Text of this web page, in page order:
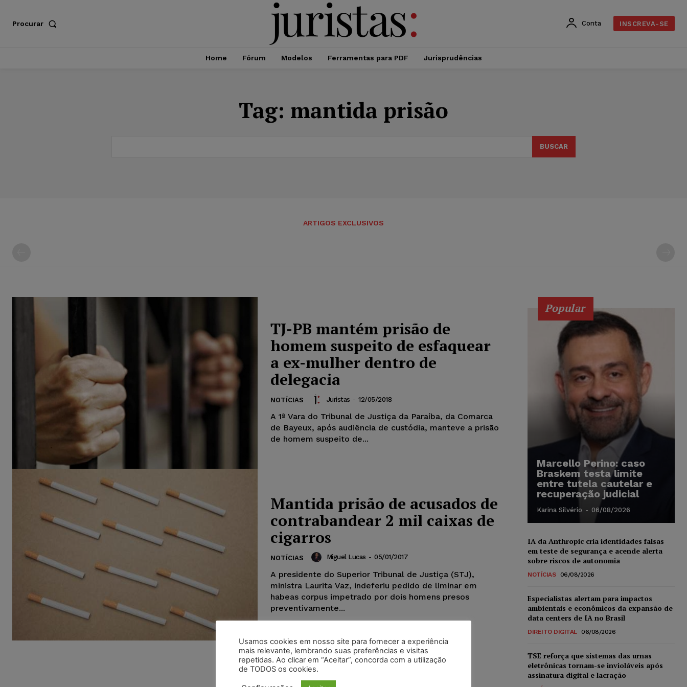
Procurar Conta INSCREVA-SE
Home Fórum Modelos Ferramentas para PDF Jurisprudências
Tag: mantida prisão
BUSCAR
ARTIGOS EXCLUSIVOS
TJ-PB mantém prisão de
homem suspeito de esfaquear
a ex-mulher dentro de
delegacia
NOTÍCIAS Juristas - 12/05/2018
A 1ª Vara do Tribunal de Justiça da Paraíba, da Comarca
de Bayeux, após audiência de custódia, manteve a prisão
de homem suspeito de...
Mantida prisão de acusados de
contrabandear 2 mil caixas de
cigarros
NOTÍCIAS Miguel Lucas - 05/01/2017
A presidente do Superior Tribunal de Justiça (STJ),
ministra Laurita Vaz, indeferiu pedido de liminar em
habeas corpus impetrado por dois homens presos
preventivamente...
Popular
Marcello Perino: caso
Braskem testa limite
entre tutela cautelar e
recuperação judicial
Karina Silvério - 06/08/2026
IA da Anthropic cria identidades falsas
em teste de segurança e acende alerta
sobre riscos de autonomia
NOTÍCIAS 06/08/2026
Especialistas alertam para impactos
ambientais e econômicos da expansão de
data centers de IA no Brasil
DIREITO DIGITAL 06/08/2026
TSE reforça que sistemas das urnas
eletrônicas tornam-se invioláveis após
assinatura digital e lacração
Usamos cookies em nosso site para fornecer a experiência
mais relevante, lembrando suas preferências e visitas
repetidas. Ao clicar em “Aceitar”, concorda com a utilização
de TODOS os cookies.